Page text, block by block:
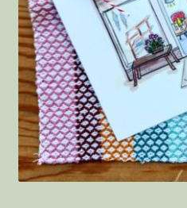
Winkelwagen
Afrekenen
Bedankt
Wie is Jolanda